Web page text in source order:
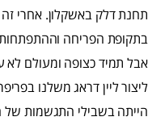
תחנת דלק באשקלון. אחרי
בתקופת הפריחה
אבל תמיד כצופה ומעולם לא
ליצור ליין דראג משלנו
הייתה בשבילי התגשמות